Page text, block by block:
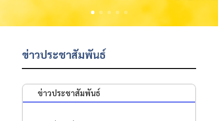
ข่าวประชาสัมพันธ์
ข่าวประชาสัมพันธ์